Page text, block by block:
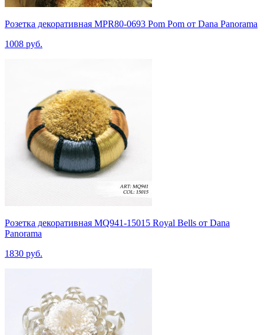
Розетка декоративная MPR80-0693 Pom Pom от Dana Panorama
1008 руб.
Розетка декоративная MQ941-15015 Royal Bells от Dana
Panorama
1830 руб.